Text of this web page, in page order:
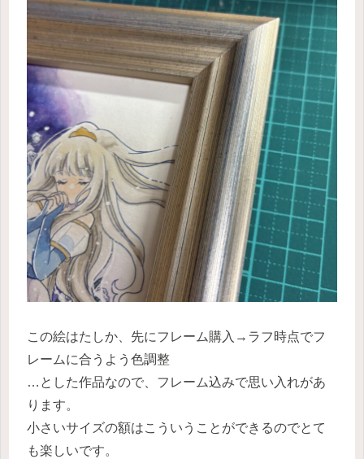
この絵はたしか、先にフレーム購入→ラフ時点でフ
レームに合うよう色調整
…とした作品なので、フレーム込みで思い入れがあ
ります。
小さいサイズの額はこういうことができるのでとて
も楽しいです。